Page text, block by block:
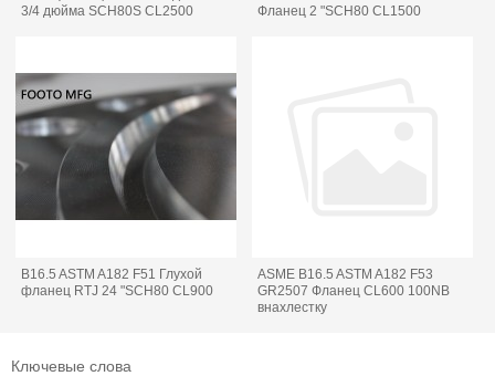
3/4 дюйма SCH80S CL2500
Фланец 2 "SCH80 CL1500
B16.5 ASTM A182 F51 Глухой
фланец RTJ 24 "SCH80 CL900
ASME B16.5 ASTM A182 F53
GR2507 Фланец CL600 100NB
внахлестку
Ключевые слова